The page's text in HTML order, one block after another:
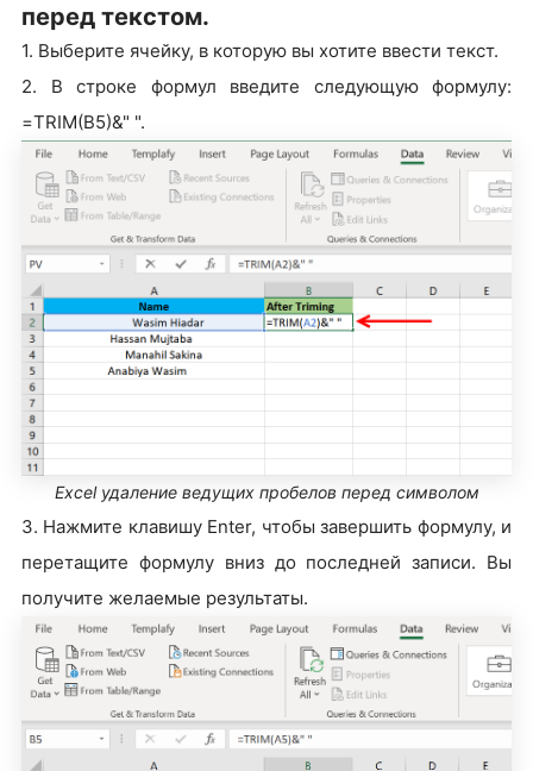
перед текстом.
1. Выберите ячейку, в которую вы хотите ввести текст.
2. В строке формул введите следующую формулу:
=TRIM(B5)&" ".
Excel удаление ведущих пробелов перед символом
3. Нажмите клавишу Enter, чтобы завершить формулу, и
перетащите формулу вниз до последней записи. Вы
получите желаемые результаты.